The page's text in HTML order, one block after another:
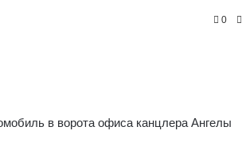
0
в ворота офиса канцлера Ангелы
Білорусь формує десантно-штурмову